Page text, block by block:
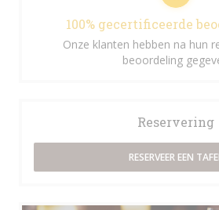
100% gecertificeerde
Onze klanten hebben na hun
beoordeling
Reservering
RESERVEER EEN